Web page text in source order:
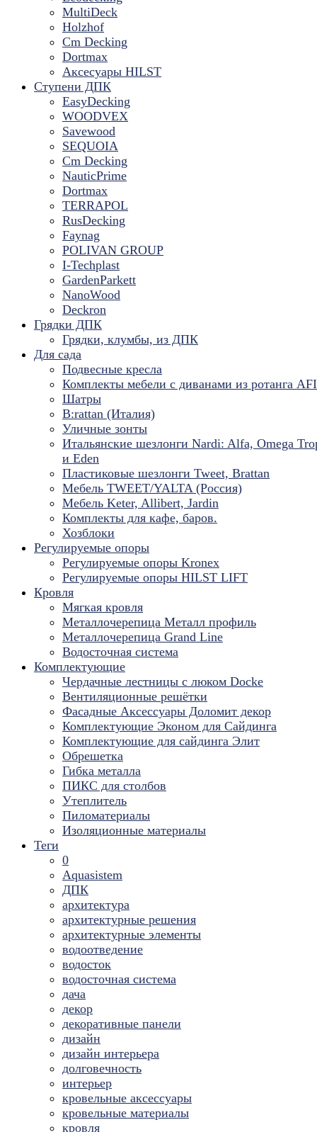
MultiDeck
Holzhof
Cm Decking
Dortmax
Аксесуары HILST
Ступени ДПК
EasyDecking
WOODVEX
Savewood
SEQUOIA
Cm Decking
NauticPrime
Dortmax
TERRAPOL
RusDecking
Faynag
POLIVAN GROUP
I-Techplast
GardenParkett
NanoWood
Deckron
Грядки ДПК
Грядки, клумбы, из ДПК
Для сада
Подвесные кресла
Комплекты мебели с диванами из ротанга
Шатры
B:rattan (Италия)
Уличные зонты
Итальянские шезлонги Nardi: Alfa, Omega
и Eden
Пластиковые шезлонги Tweet, Brattan
Мебель TWEET/YALTA (Россия)
Мебель Keter, Allibert, Jardin
Комплекты для кафе, баров.
Хозблоки
Регулируемые опоры
Регулируемые опоры Kronex
Регулируемые опоры HILST LIFT
Кровля
Мягкая кровля
Металлочерепица Металл профиль
Металлочерепица Grand Line
Водосточная система
Комплектующие
Чердачные лестницы с люком Docke
Вентиляционные решётки
Фасадные Аксессуары Доломит декор
Комплектующие Эконом для Сайдинга
Комплектующие для cайдинга Элит
Обрешетка
Гибка металла
ПИКС для столбов
Утеплитель
Пиломатериалы
Изоляционные материалы
Теги
0
Aquasistem
ДПК
архитектура
архитектурные решения
архитектурные элементы
водоотведение
водосток
водосточная система
дача
декор
декоративные панели
дизайн
дизайн интерьера
долговечность
интерьер
кровельные аксессуары
кровельные материалы
кровля